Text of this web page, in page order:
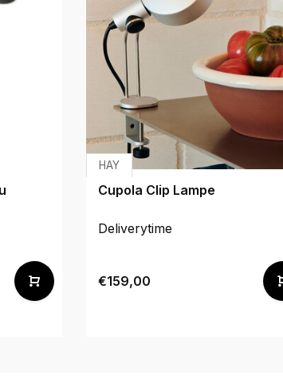
HAY
Cupola Clip Lampe
Deliverytime
€159,00